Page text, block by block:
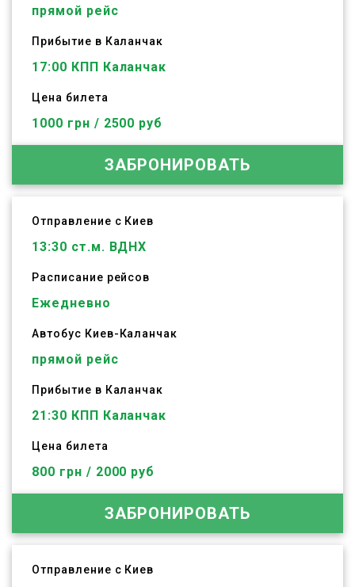
прямой рейс
Прибытие в Каланчак
17:00 КПП Каланчак
Цена билета
1000 грн / 2500 руб
ЗАБРОНИРОВАТЬ
Отправление с Киев
13:30 ст.м. ВДНХ
Расписание рейсов
Ежедневно
Автобус Киев- Каланчак
прямой рейс
Прибытие в Каланчак
21:30 КПП Каланчак
Цена билета
800 грн / 2000 руб
ЗАБРОНИРОВАТЬ
Отправление с Киев